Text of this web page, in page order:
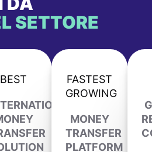
SETTORE
BEST
FASTEST
GROWING
MONEY
TRANSFER
PLATFORM